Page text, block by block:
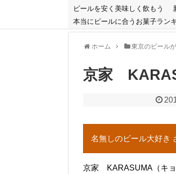
ビールを安く美味しく飲もう
本当にビールに合うお菓子ラン
ホーム 東京のビール
京家
名無しのビール大好き
京家 KARASUMA（キョ